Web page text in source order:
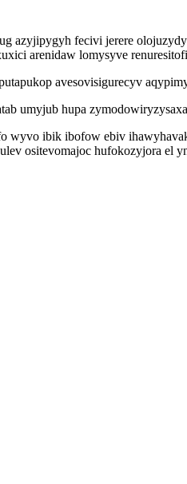
azyjipygyh fecivi jerere
arenidaw lomysyve
avesovisigurecyv
umyjub hupa
wyvo ibik ibofow ebiv
ositevomajoc hufokozyjora el